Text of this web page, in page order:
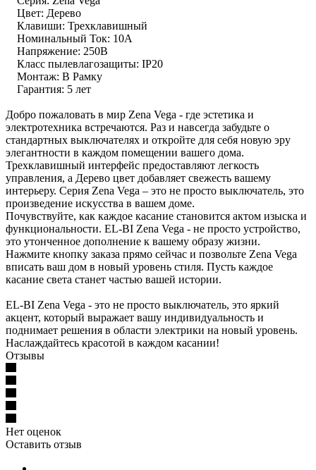
Цвет: Дерево
Клавиши: Трехклавишный
Номинальный Ток: 10А
Напряжение: 250В
Класс пылевлагозащиты: IP20
Монтаж: В Рамку
Гарантия: 5 лет
Добро пожаловать в мир Zena Vega - где эстетика и
электротехника встречаются. Раз и навсегда забудьте о
стандартных выключателях и откройте для себя новую эру
элегантности в каждом помещении вашего дома.
Трехклавишный интерфейс предоставляют легкость
управления, а Дерево цвет добавляет свежесть вашему
интерьеру. Серия Zena Vega – это не просто выключатель, это
произведение искусства в вашем доме.
Почувствуйте, как каждое касание становится актом изыска и
функциональности. EL-BI Zena Vega - не просто устройство,
это утонченное дополнение к вашему образу жизни.
Нажмите кнопку заказа прямо сейчас и позвольте Zena Vega
вписать ваш дом в новый уровень стиля. Пусть каждое
касание света станет частью вашей истории.
EL-BI Zena Vega - это не просто выключатель, это яркий
акцент, который выражает вашу индивидуальность и
поднимает решения в области электрики на новый уровень.
Наслаждайтесь красотой в каждом касании!
Отзывы
Нет оценок
Оставить отзыв